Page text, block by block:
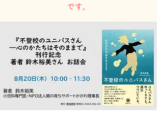
です。